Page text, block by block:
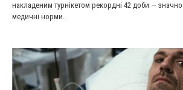
накладеним турнікетом рекордні 42 доби —
медичні норми.